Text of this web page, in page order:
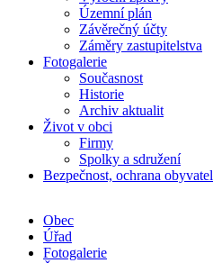
Územní plán
Závěrečný účty
Záměry zastupitelstva
Fotogalerie
Současnost
Historie
Archiv aktualit
Život v obci
Firmy
Spolky a sdružení
Bezpečnost, ochrana
Obec
Úřad
Fotogalerie